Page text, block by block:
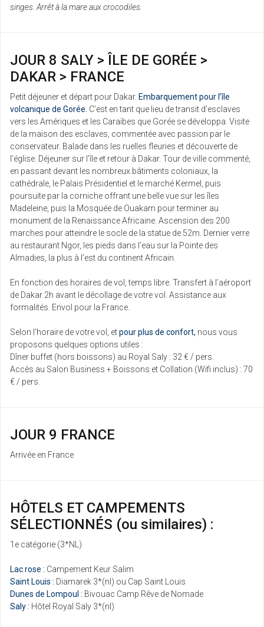
singes. Arrêt à la mare aux crocodiles.
JOUR 8 SALY > ÎLE DE GORÉE >
DAKAR > FRANCE
Petit déjeuner et départ pour Dakar. Embarquement pour l’île
volcanique de Gorée. C’est en tant que lieu de transit d’esclaves
vers les Amériques et les Caraïbes que Gorée se développa. Visite
de la maison des esclaves, commentée avec passion par le
conservateur. Balade dans les ruelles fleuries et découverte de
l’église. Déjeuner sur l’île et retour à Dakar. Tour de ville commenté,
en passant devant les nombreux bâtiments coloniaux, la
cathédrale, le Palais Présidentiel et le marché Kermel, puis
poursuite par la corniche offrant une belle vue sur les îles
Madeleine, puis la Mosquée de Ouakam pour terminer au
monument de la Renaissance Africaine. Ascension des 200
marches pour atteindre le socle de la statue de 52m. Dernier verre
au restaurant Ngor, les pieds dans l’eau sur la Pointe des
Almadies, la plus à l’est du continent Africain.
En fonction des horaires de vol, temps libre. Transfert à l’aéroport
de Dakar 2h avant le décollage de votre vol. Assistance aux
formalités. Envol pour la France.
Selon l'horaire de votre vol, etpour plus de confort, nous vous
proposons quelques options utiles :
Dîner buffet (hors boissons) au Royal Saly : 32 € / pers.
Accès au Salon Business + Boissons et Collation (Wifi inclus) : 70
€ / pers.
JOUR 9 FRANCE
Arrivée en France
HÔTELS ET CAMPEMENTS
SÉLECTIONNÉS (ou similaires) :
1e catégorie (3*NL)
Lac rose : Campement Keur Salim
Saint Louis : Diamarek 3*(nl) ou Cap Saint Louis
Dunes de Lompoul : Bivouac Camp Rêve de Nomade
Saly : Hôtel Royal Saly 3*(nl)